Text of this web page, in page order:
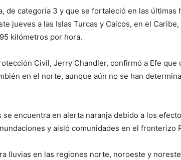
de categoría 3 y que se fortaleció en las últimas
jueves a las Islas Turcas y Caicos, en el
kilómetros por hora.
Civil, Jerry Chandler, confirmó a Efe
en el norte, aunque aún no se han
se encuentra en alerta naranja debido a los
y aisló comunidades en el fronterizo
lluvias en las regiones norte, noroeste y